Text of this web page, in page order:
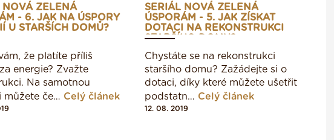
NOVÁ ZELENÁ
- 6. JAK NA ÚSPORY
U STARŠÍCH DOMŮ?
že platíte příliš
energie? Zvažte
Na samotnou
můžete če… Celý článek
SERIÁL NOVÁ ZELENÁ
ÚSPORÁM - 5. JAK ZÍSKAT
DOTACI NA REKONSTRUKCI
STARŠÍHO DOMU?
Chystáte se na rekonstrukci
staršího domu? Zažádejte si o
dotaci, díky které můžete ušetřit
podstatn… Celý článek
12. 08. 2019